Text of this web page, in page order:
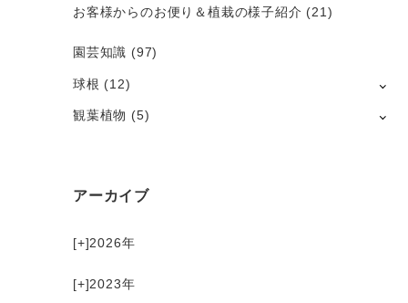
お客様からのお便り＆植栽の様子紹介 (21)
園芸知識 (97)
球根 (12)
観葉植物 (5)
アーカイブ
[+]2026
[+]2023